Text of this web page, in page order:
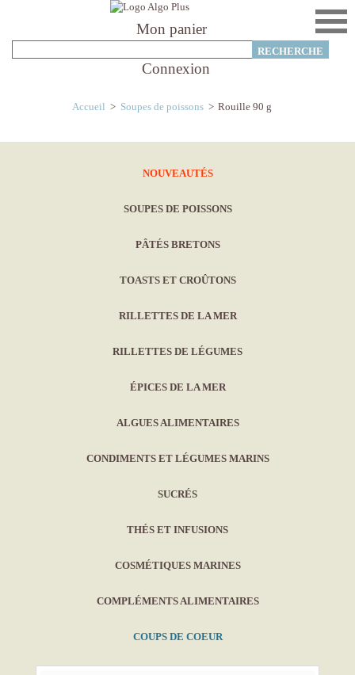
Mon panier
Connexion
Accueil > Soupes de poissons > Rouille 90 g
NOUVEAUTÉS
SOUPES DE POISSONS
PÂTÉS BRETONS
TOASTS ET CROÛTONS
RILLETTES DE LA MER
RILLETTES DE LÉGUMES
ÉPICES DE LA MER
ALGUES ALIMENTAIRES
CONDIMENTS ET LÉGUMES MARINS
SUCRÉS
THÉS ET INFUSIONS
COSMÉTIQUES MARINES
COMPLÉMENTS ALIMENTAIRES
COUPS DE COEUR